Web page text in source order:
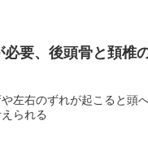
要、後頭骨と頚椎
左右のずれが起こると頭
られる